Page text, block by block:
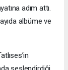
adım attı.
albüme ve